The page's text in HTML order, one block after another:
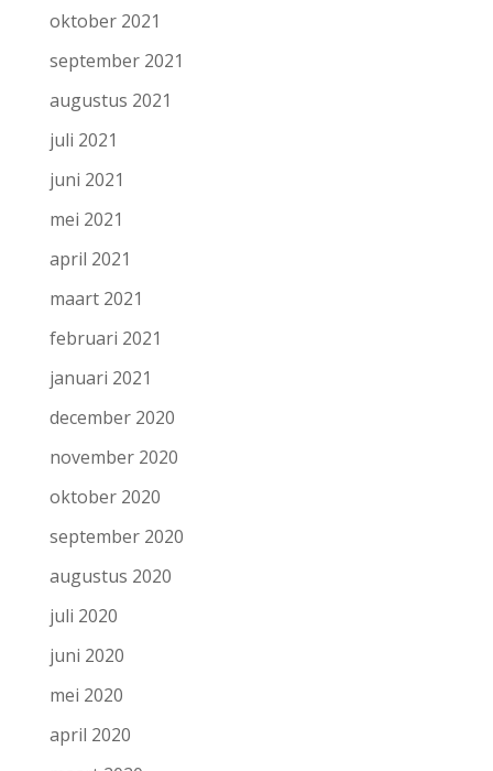
oktober 2021
september 2021
augustus 2021
juli 2021
juni 2021
mei 2021
april 2021
maart 2021
februari 2021
januari 2021
december 2020
november 2020
oktober 2020
september 2020
augustus 2020
juli 2020
juni 2020
mei 2020
april 2020